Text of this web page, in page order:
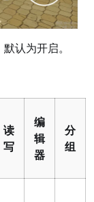
认为开启。
读
写
编
辑
器
分
组